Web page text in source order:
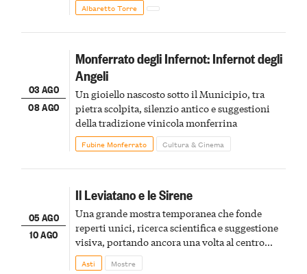
Albaretto Torre
03 AGO
08 AGO
Monferrato degli Infernot: Infernot degli
Angeli
Un gioiello nascosto sotto il Municipio, tra
pietra scolpita, silenzio antico e suggestioni
della tradizione vinicola monferrina
Fubine Monferrato Cultura & Cinema
05 AGO
10 AGO
Il Leviatano e le Sirene
Una grande mostra temporanea che fonde
reperti unici, ricerca scientifica e suggestione
visiva, portando ancora una volta al centro
della scena le meraviglie del passato astigiano
Asti Mostre